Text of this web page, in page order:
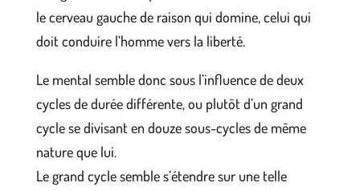
le cerveau gauche de raison qui domine, celui qui
doit conduire l’homme vers la liberté.
Le mental semble donc sous l’influence de deux
cycles de durée différente, ou plutôt d’un grand
cycle se divisant en douze sous-cycles de même
nature que lui.
Le grand cycle semble s’étendre sur une telle